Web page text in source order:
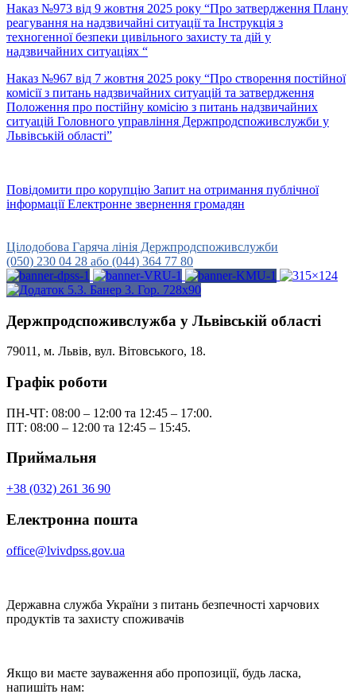
Наказ №973 від 9 жовтня 2025 року “Про затвердження Плану
реагування на надзвичайні ситуації та Інструкція з
техногенної безпеки цивільного захисту та дій у
надзвичайних ситуаціях “
Наказ №967 від 7 жовтня 2025 року “Про створення постійної
комісії з питань надзвичайних ситуацій та затвердження
Положення про постійну комісію з питань надзвичайних
ситуацій Головного управління Держпродспоживслужби у
Львівській області”
Повідомити про корупцію Запит на отримання публічної
інформаціїЕлектронне звернення громадян
Цілодобова Гаряча лінія Держпродспоживслужби
(050) 230 04 28 або (044) 364 77 80
Держпродспоживслужба у Львівській області
79011, м. Львів, вул. Вітовського, 18.
Графік роботи
ПН-ЧТ: 08:00 – 12:00 та 12:45 – 17:00.
ПТ: 08:00 – 12:00 та 12:45 – 15:45.
Приймальня
+38 (032) 261 36 90
Електронна пошта
office@lvivdpss.gov.ua
Державна служба України з питань безпечності харчових
продуктів та захисту споживачів
Якщо ви маєте зауваження або пропозиції, будь ласка,
напишіть нам: